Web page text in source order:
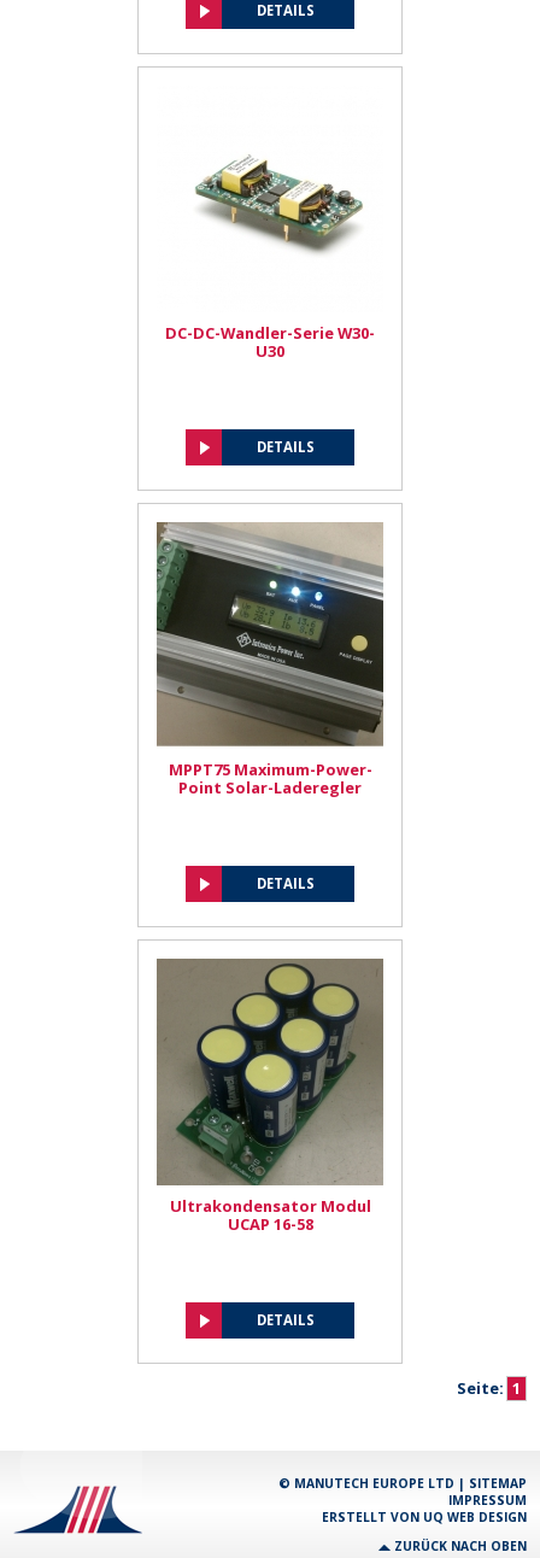
DETAILS
DC-DC-Wandler-Serie W30-
U30
DETAILS
MPPT75 Maximum-Power-
Point Solar-Laderegler
DETAILS
Ultrakondensator Modul
UCAP 16-58
DETAILS
Seite: 1
© MANUTECH EUROPE LTD | SITEMAP
IMPRESSUM
ERSTELLT VON UQ WEB DESIGN
ZURÜCK NACH OBEN